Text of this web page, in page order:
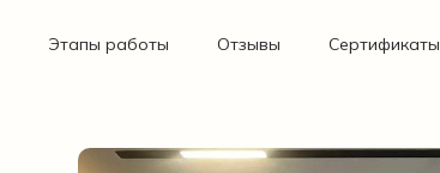
Этапы работы Отзывы Сертификаты